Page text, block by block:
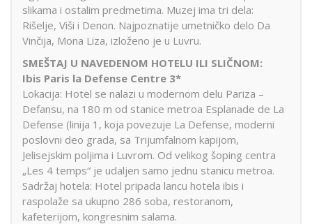
slikama i ostalim predmetima. Muzej ima tri dela:
Rišelje, Viši i Denon. Najpoznatije umetničko delo Da
Vinčija, Mona Liza, izloženo je u Luvru.
SMEŠTAJ U NAVEDENOM HOTELU ILI SLIČNOM:
Ibis Paris la Defense Centre 3*
Lokacija: Hotel se nalazi u modernom delu Pariza –
Defansu, na 180 m od stanice metroa Esplanade de La
Defense (linija 1, koja povezuje La Defense, moderni
poslovni deo grada, sa Trijumfalnom kapijom,
Jelisejskim poljima i Luvrom. Od velikog šoping centra
„Les 4 temps“ je udaljen samo jednu stanicu metroa.
Sadržaj hotela: Hotel pripada lancu hotela ibis i
raspolaže sa ukupno 286 soba, restoranom,
kafeterijom, kongresnim salama.